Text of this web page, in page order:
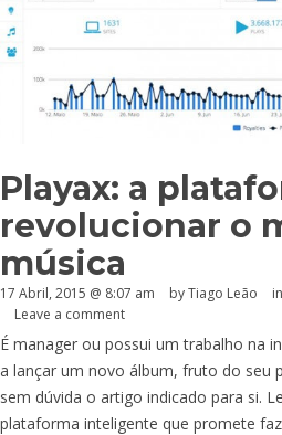
Playax: a
revolucionar o
música
17 Abril, 2015 @ 8:07 am by Tiago Leão in
Leave a comment
É manager ou possui um trabalho na
a lançar um novo álbum, fruto do seu
sem dúvida o artigo indicado para si.
plataforma inteligente que promete